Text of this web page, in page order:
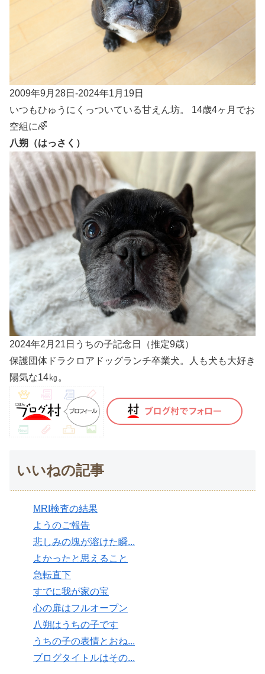
2009年9月28日-2024年1月19日
いつもひゅうにくっついている甘えん坊。 14歳4ヶ月でお
空組に🌈
八朔（はっさく）
2024年2月21日うちの子記念日（推定9歳）
保護団体ドラクロアドッグランチ卒業犬。人も犬も大好き
陽気な14㎏。
いいねの記事
MRI検査の結果
ようのご報告
悲しみの塊が溶けた瞬...
よかったと思えること
急転直下
すでに我が家の宝
心の扉はフルオープン
八朔はうちの子です
うちの子の表情とおね...
ブログタイトルはその...